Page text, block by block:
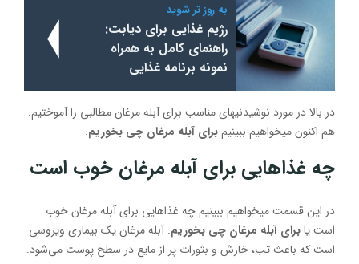
به روز تر شوید
رژیم غذایی برای دیابت:
راهنمای کامل به همراه
نمونه برنامه غذایی
در بالا در مورد نوشیدنیهای مناسب برای آبله مرغان مطالبی را آموختیم.
هم اکنون میخواهیم ببینیمبرای آبله مرغان چی بخوریم.
چه غذاهایی برای آبله مرغان خوب است
در این قسمت میخواهیم ببینیم چه غذاهایی برای آبله مرغان خوب
است یابرای آبله مرغان چی بخوریم. آبله مرغان یک بیماری ویروسی
است که باعث تب، خارش و بثورات پر از مایع در سطح پوست می‌شود.